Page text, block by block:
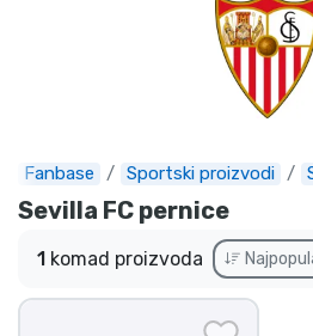
Fanbase Sportski proizvodi
Sevilla FC pernice
1 komad proizvoda
Najnovije proizvodi
Ekspresna dostava
Prednarudžbe
Outlet proizvodi
Dostava i plaćanje